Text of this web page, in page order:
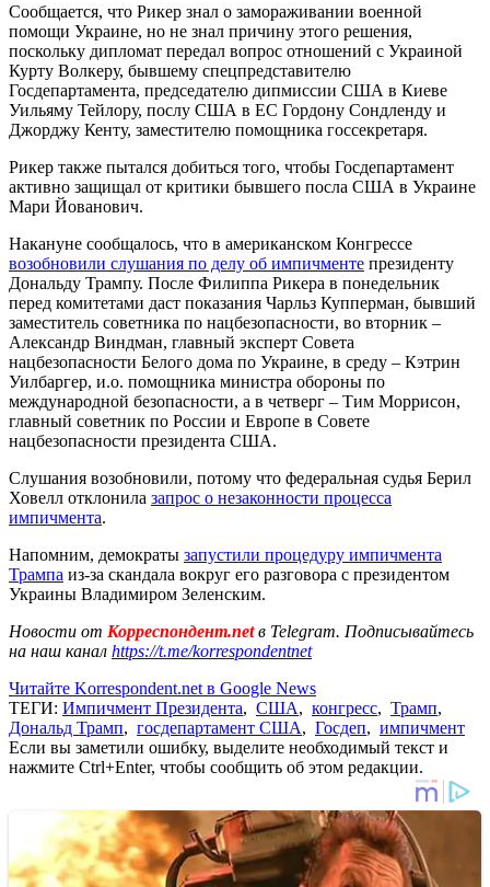
Сообщается, что Рикер знал о замораживании военной
помощи Украине, но не знал причину этого решения,
поскольку дипломат передал вопрос отношений с Украиной
Курту Волкеру, бывшему спецпредставителю
Госдепартамента, председателю дипмиссии США в Киеве
Уильяму Тейлору, послу США в ЕС Гордону Сондленду и
Джорджу Кенту, заместителю помощника госсекретаря.
Рикер также пытался добиться того, чтобы Госдепартамент
активно защищал от критики бывшего посла США в Украине
Мари Йованович.
Накануне сообщалось, что в американском Конгрессе
возобновили слушания по делу об импичменте президенту
Дональду Трампу. После Филиппа Рикера в понедельник
перед комитетами даст показания Чарльз Купперман, бывший
заместитель советника по нацбезопасности, во вторник –
Александр Виндман, главный эксперт Совета
нацбезопасности Белого дома по Украине, в среду – Кэтрин
Уилбаргер, и.о. помощника министра обороны по
международной безопасности, а в четверг – Тим Моррисон,
главный советник по России и Европе в Совете
нацбезопасности президента США.
Слушания возобновили, потому что федеральная судья Берил
Ховелл отклонила запрос о незаконности процесса
импичмента.
Напомним, демократы запустили процедуру импичмента
Трампа из-за скандала вокруг его разговора с президентом
Украины Владимиром Зеленским.
Новости от Корреспондент.netв Telegram. Подписывайтесь
на наш канал https://t.me/korrespondentnet
Читайте Korrespondent.net в Google News
ТЕГИ: Импичмент Президента, США, конгресс, Трамп,
Дональд Трамп, госдепартамент США, Госдеп, импичмент
Если вы заметили ошибку, выделите необходимый текст и
нажмите Ctrl+Enter, чтобы сообщить об этом редакции.